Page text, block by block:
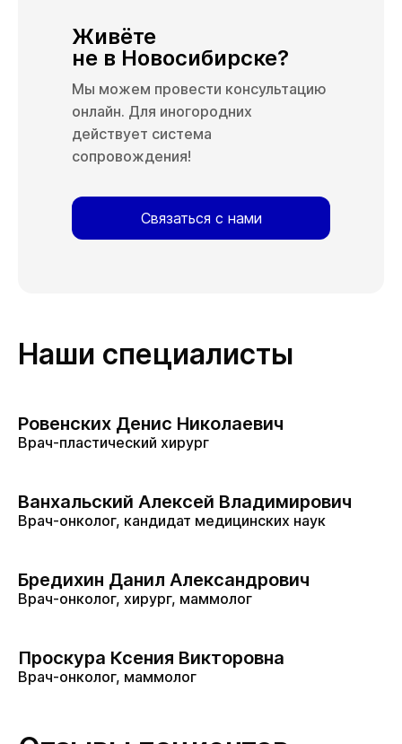
Живёте
не в Новосибирске?
Мы можем провести консультацию
онлайн. Для иногородних
действует система
сопровождения!
Связаться с нами
Наши специалисты
Ровенских Денис Николаевич
Врач-пластический хирург
Ванхальский Алексей Владимирович
Врач-онколог, кандидат медицинских наук
Бредихин Данил Александрович
Врач-онколог, хирург, маммолог
Проскура Ксения Викторовна
Врач-онколог, маммолог